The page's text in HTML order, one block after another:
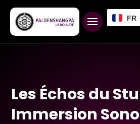
Les Échos du
Immersion
FR